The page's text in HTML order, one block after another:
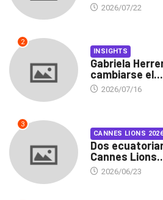
2026/07/22
2
INSIGHTS
Gabriela
cambiarse el...
2026/07/16
3
CANNES LIONS
Dos
Cannes
2026/06/23